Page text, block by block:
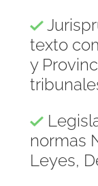
texto
y
normas
Leyes,